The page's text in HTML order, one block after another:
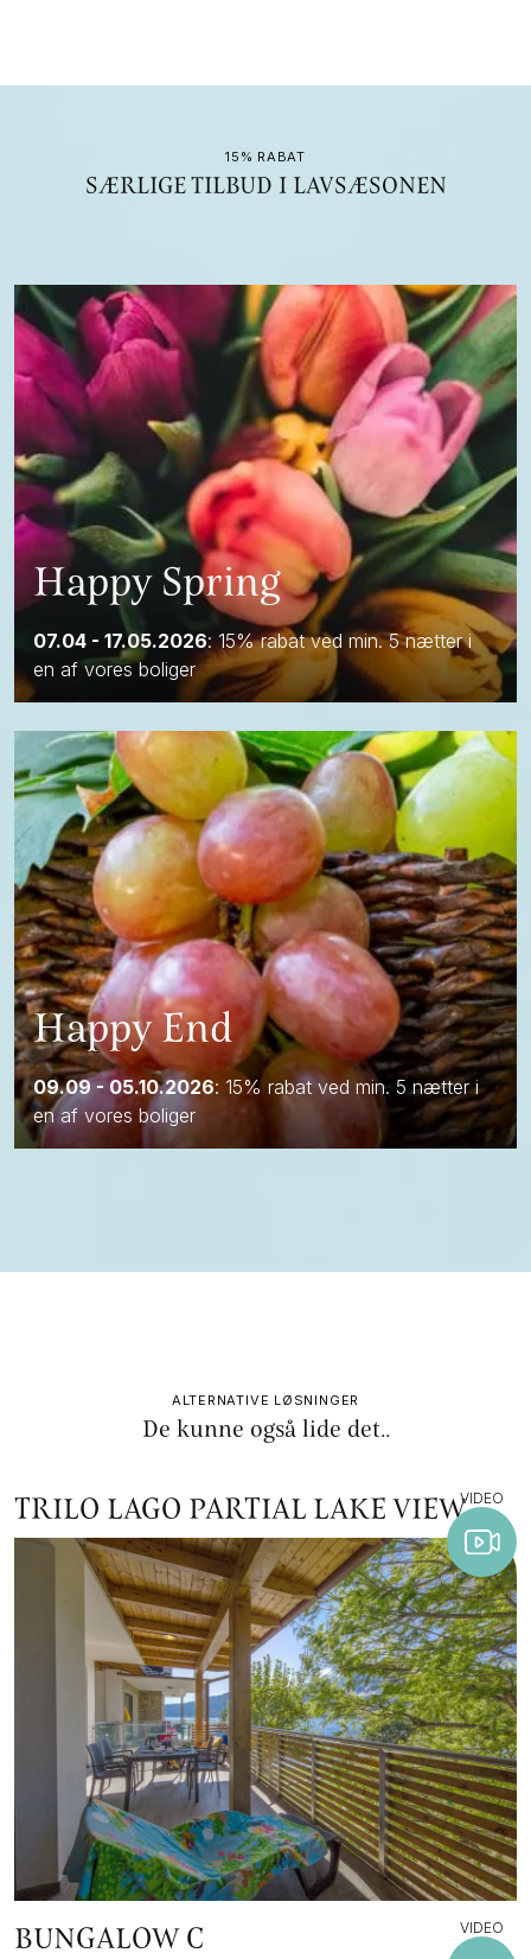
15% RABAT
SÆRLIGE TILBUD I LAVSÆSONEN
Happy Spring
07.04 - 17.05.2026: 15% rabat ved min. 5 nætter i
en af vores boliger
Happy End
09.09 - 05.10.2026: 15% rabat ved min. 5 nætter i
en af vores boliger
ALTERNATIVE LØSNINGER
De kunne også lide det..
TRILO LAGO PARTIAL LAKE VIEWVIDEO
BUNGALOW C VIDEO